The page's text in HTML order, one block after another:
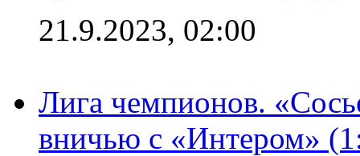
21.9.2023, 02:00
Лига чемпионов.
вничью с «Интером»